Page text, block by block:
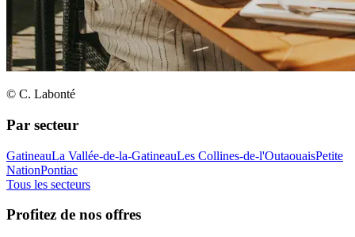
© C. Labonté
Par secteur
GatineauLa Vallée-de-la-GatineauLes Collines-de-l'OutaouaisPetite
NationPontiac
Tous les secteurs
Profitez de nos offres